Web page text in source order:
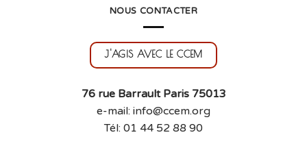
NOUS CONTACTER
J'AGIS AVEC LE CCEM
76 rue Barrault Paris 75013
e-mail: info@ccem.org
Tél: 01 44 52 88 90